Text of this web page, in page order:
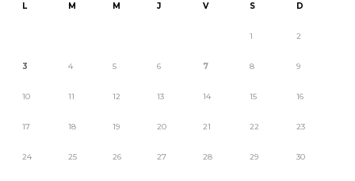
L M M J V S D
1 2
3 4 5 6 7 8 9
10 11 12 13 14 15 16
17 18 19 20 21 22 23
24 25 26 27 28 29 30